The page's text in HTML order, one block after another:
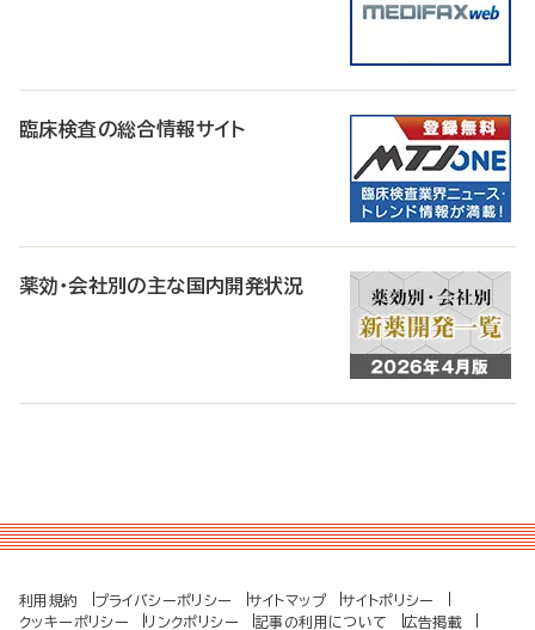
臨床検査の総合情報サイト
薬効・会社別の主な国内開発状況
利用規約 プライバシーポリシー サイトマップ
サイトポリシー
クッキーポリシー
リンクポリシー 記事の利用について 広告掲載